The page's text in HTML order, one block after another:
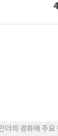
용되어 영향을
의 경화에 주요